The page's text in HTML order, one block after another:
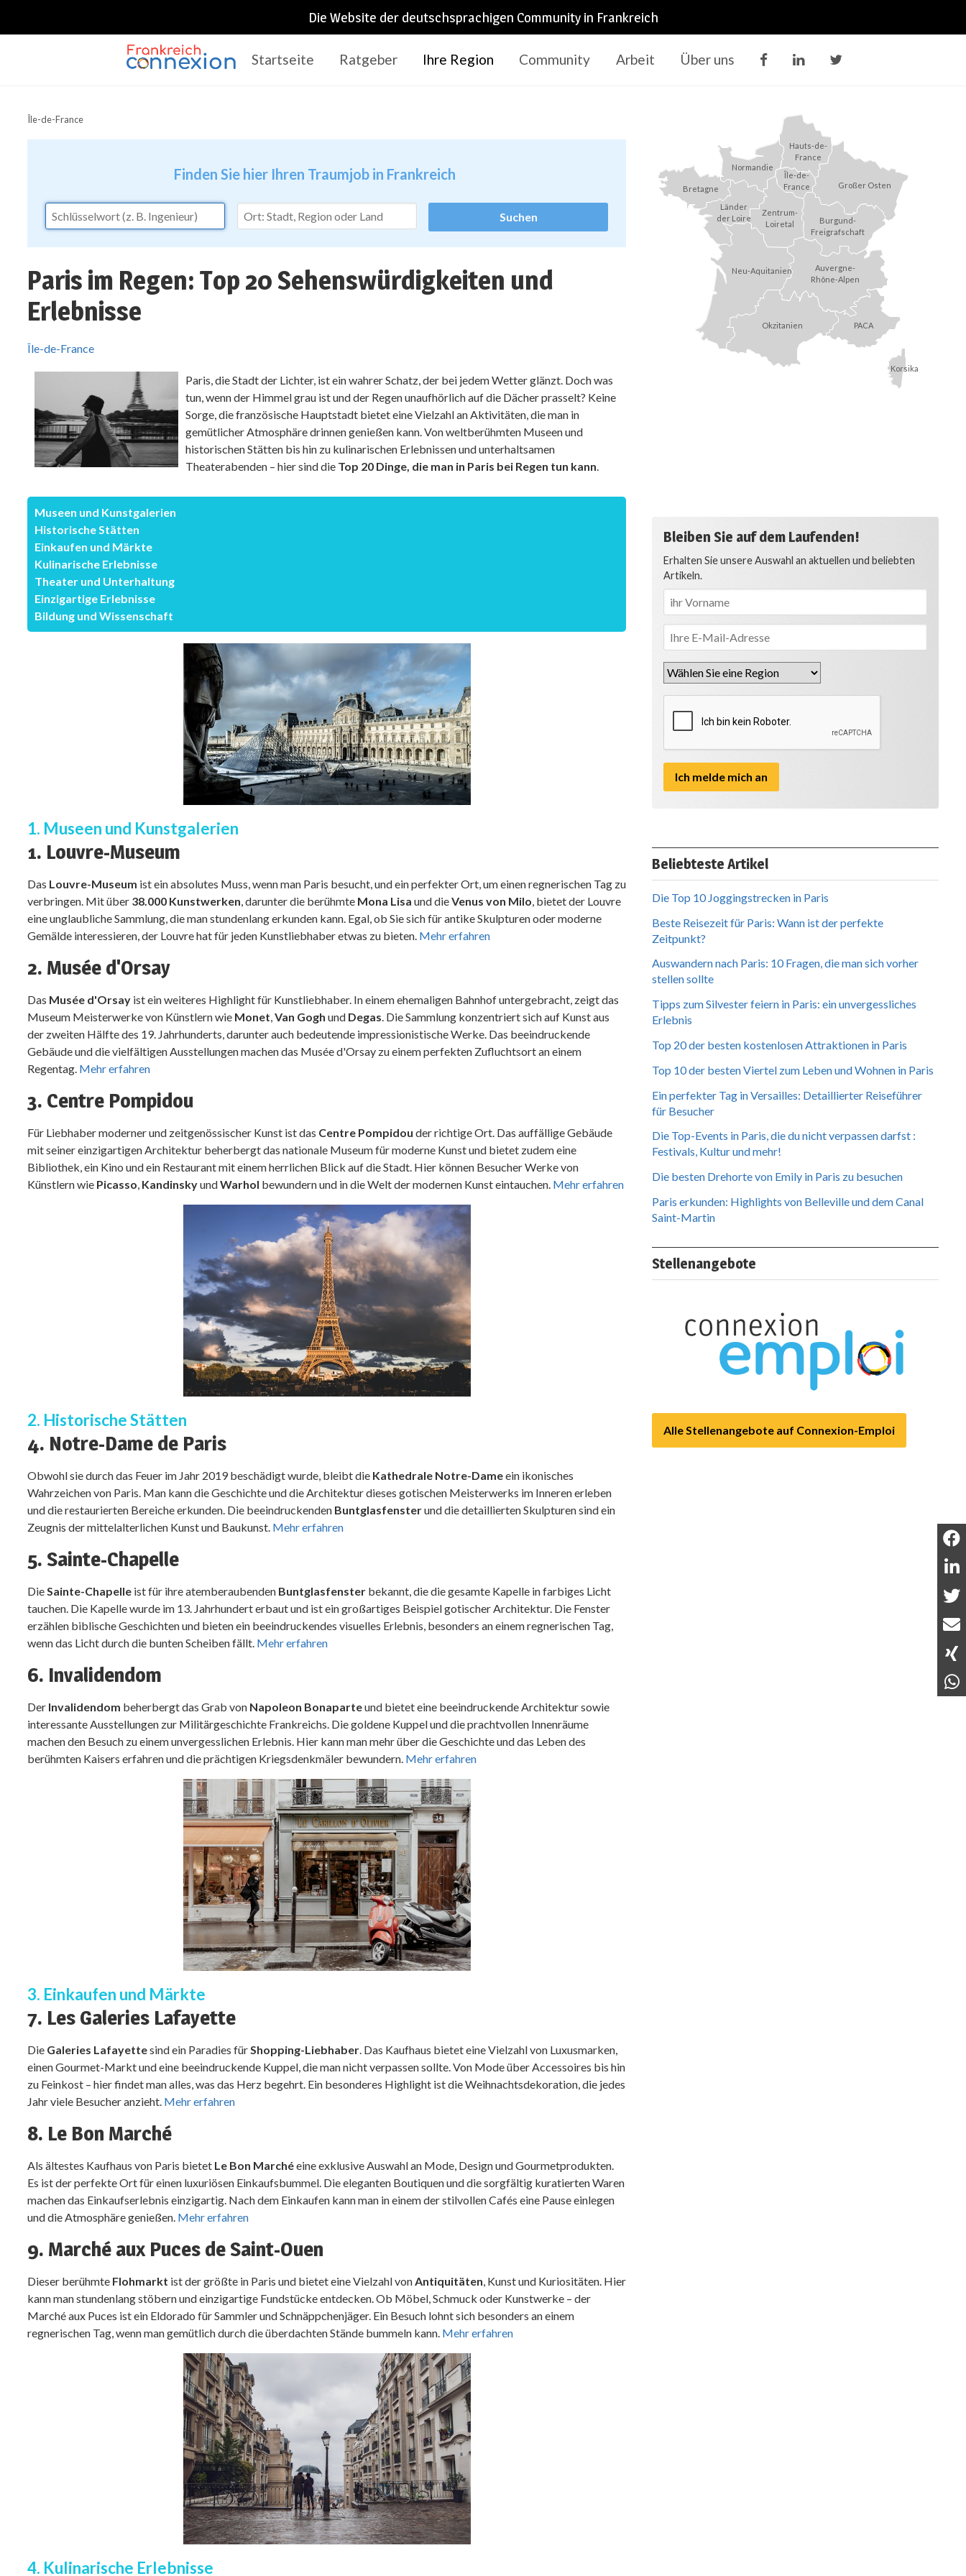
Die Website der deutschsprachigen Community in Frankreich
Frankreich Connexion Startseite Ratgeber Ihre Region Community Arbeit Über uns
Île-de-France
Finden Sie hier Ihren Traumjob in Frankreich
Paris im Regen: Top 20 Sehenswürdigkeiten und
Erlebnisse
Île-de-France
Paris, die Stadt der Lichter, ist ein wahrer Schatz, der bei jedem Wetter glänzt. Doch was
tun, wenn der Himmel grau ist und der Regen unaufhörlich auf die Dächer prasselt? Keine
Sorge, die französische Hauptstadt bietet eine Vielzahl an Aktivitäten, die man in
gemütlicher Atmosphäre drinnen genießen kann. Von weltberühmten Museen und
historischen Stätten bis hin zu kulinarischen Erlebnissen und unterhaltsamen
Theaterabenden – hier sind die Top 20 Dinge, die man in Paris bei Regen tun kann.
Museen und Kunstgalerien
Historische Stätten
Einkaufen und Märkte
Kulinarische Erlebnisse
Theater und Unterhaltung
Einzigartige Erlebnisse
Bildung und Wissenschaft
1. Museen und Kunstgalerien
1. Louvre-Museum
Das Louvre-Museum ist ein absolutes Muss, wenn man Paris besucht, und ein perfekter Ort, um einen regnerischen Tag zu
verbringen. Mit über 38.000 Kunstwerken, darunter die berühmte Mona Lisa und dieVenus von Milo, bietet der Louvre
eine unglaubliche Sammlung, die man stundenlang erkunden kann. Egal, ob Sie sich für antike Skulpturen oder moderne
Gemälde interessieren, der Louvre hat für jeden Kunstliebhaber etwas zu bieten. Mehr erfahren
2. Musée d'Orsay
Das Musée d'Orsay ist ein weiteres Highlight für Kunstliebhaber. In einem ehemaligen Bahnhof untergebracht, zeigt das
Museum Meisterwerke von Künstlern wie Monet,Van Gogh und Degas. Die Sammlung konzentriert sich auf Kunst aus
der zweiten Hälfte des 19. Jahrhunderts, darunter auch bedeutende impressionistische Werke. Das beeindruckende
Gebäude und die vielfältigen Ausstellungen machen das Musée d'Orsay zu einem perfekten Zufluchtsort an einem
Regentag. Mehr erfahren
3. Centre Pompidou
Für Liebhaber moderner und zeitgenössischer Kunst ist das Centre Pompidou der richtige Ort. Das auffällige Gebäude
mit seiner einzigartigen Architektur beherbergt das nationale Museum für moderne Kunst und bietet zudem eine
Bibliothek, ein Kino und ein Restaurant mit einem herrlichen Blick auf die Stadt. Hier können Besucher Werke von
Künstlern wie Picasso, KandinskyundWarhol bewundern und in die Welt der modernen Kunst eintauchen. Mehr erfahren
2. Historische Stätten
4. Notre-Dame de Paris
Obwohl sie durch das Feuer im Jahr 2019 beschädigt wurde, bleibt die Kathedrale Notre-Dameein ikonisches
Wahrzeichen von Paris. Man kann die Geschichte und die Architektur dieses gotischen Meisterwerks im Inneren erleben
und die restaurierten Bereiche erkunden. Die beeindruckenden Buntglasfensterund die detaillierten Skulpturen sind ein
Zeugnis der mittelalterlichen Kunst und Baukunst. Mehr erfahren
5. Sainte-Chapelle
DieSainte-Chapelle ist für ihre atemberaubenden Buntglasfenster bekannt, die die gesamte Kapelle in farbiges Licht
tauchen. Die Kapelle wurde im 13. Jahrhundert erbaut und ist ein großartiges Beispiel gotischer Architektur. Die Fenster
erzählen biblische Geschichten und bieten ein beeindruckendes visuelles Erlebnis, besonders an einem regnerischen Tag,
wenn das Licht durch die bunten Scheiben fällt. Mehr erfahren
6. Invalidendom
Der Invalidendom beherbergt das Grab von Napoleon Bonaparteund bietet eine beeindruckende Architektur sowie
interessante Ausstellungen zur Militärgeschichte Frankreichs. Die goldene Kuppel und die prachtvollen Innenräume
machen den Besuch zu einem unvergesslichen Erlebnis. Hier kann man mehr über die Geschichte und das Leben des
berühmten Kaisers erfahren und die prächtigen Kriegsdenkmäler bewundern. Mehr erfahren
3. Einkaufen und Märkte
7. Les Galeries Lafayette
Die Galeries Lafayettesind ein Paradies für Shopping-Liebhaber . Das Kaufhaus bietet eine Vielzahl von Luxusmarken,
einen Gourmet-Markt und eine beeindruckende Kuppel, die man nicht verpassen sollte. Von Mode über Accessoires bis hin
zu Feinkost – hier findet man alles, was das Herz begehrt. Ein besonderes Highlight ist die Weihnachtsdekoration, die jedes
Jahr viele Besucher anzieht. Mehr erfahren
8. Le Bon Marché
Als ältestes Kaufhaus von Paris bietet Le Bon Marchéeine exklusive Auswahl an Mode, Design und Gourmetprodukten.
Es ist der perfekte Ort für einen luxuriösen Einkaufsbummel. Die eleganten Boutiquen und die sorgfältig kuratierten Waren
machen das Einkaufserlebnis einzigartig. Nach dem Einkaufen kann man in einem der stilvollen Cafés eine Pause einlegen
und die Atmosphäre genießen. Mehr erfahren
9. Marché aux Puces de Saint-Ouen
Dieser berühmte Flohmarkt ist der größte in Paris und bietet eine Vielzahl von Antiquitäten , Kunst und Kuriositäten. Hier
kann man stundenlang stöbern und einzigartige Fundstücke entdecken. Ob Möbel, Schmuck oder Kunstwerke – der
Marché aux Puces ist ein Eldorado für Sammler und Schnäppchenjäger. Ein Besuch lohnt sich besonders an einem
regnerischen Tag, wenn man gemütlich durch die überdachten Stände bummeln kann. Mehr erfahren
4. Kulinarische Erlebnisse
Île-de-
France
Hauts-de-
France
Normandie
Bretagne
Länder
der Loire
Zentrum-
Loiretal
Neu-Aquitanien
Okzitanien
Korsika
PACA
Auvergne-
Rhône-Alpen
Burgund-
Freigrafschaft
Großer Osten
Bleiben Sie auf dem Laufenden!
Erhalten Sie unsere Auswahl an aktuellen und beliebten
Artikeln.
Beliebteste Artikel
Die Top 10 Joggingstrecken in Paris
Beste Reisezeit für Paris: Wann ist der perfekte
Zeitpunkt?
Auswandern nach Paris: 10 Fragen, die man sich vorher
stellen sollte
Tipps zum Silvester feiern in Paris: ein unvergessliches
Erlebnis
Top 20 der besten kostenlosen Attraktionen in Paris
Top 10 der besten Viertel zum Leben und Wohnen in Paris
Ein perfekter Tag in Versailles: Detaillierter Reiseführer
für Besucher
Die Top-Events in Paris, die du nicht verpassen darfst :
Festivals, Kultur und mehr!
Die besten Drehorte von Emily in Paris zu besuchen
Paris erkunden: Highlights von Belleville und dem Canal
Saint-Martin
Stellenangebote
Alle Stellenangebote auf Connexion-Emploi